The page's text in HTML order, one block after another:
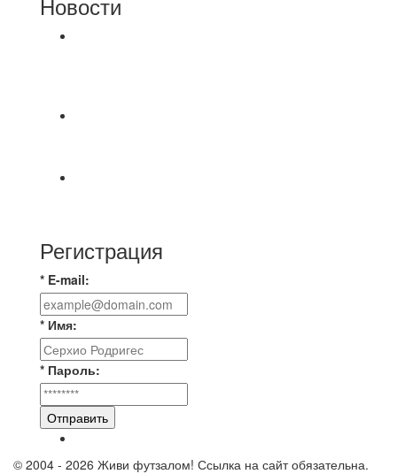
Регистрация
* E-mail:
* Имя:
* Пароль:
Отправить
© 2004 - 2026 Живи футзалом! Ссылка на сайт обязательна.